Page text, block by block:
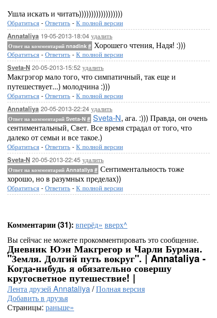
Ушла искать и читать))))))))))))))))))
Обратиться - Ответить - К полной версии
Annataliya 19-05-2013-18:04 удалить
Ответ на комментарий nnadink # Хорошего чтения, Надя! :)))
Обратиться - Ответить - К полной версии
Sveta-N 20-05-2013-15:52 удалить
Макгрэгор мало того, что симпатичный, так еще и
путешествует...) молодчина :)))
Обратиться - Ответить - К полной версии
Annataliya 20-05-2013-22:24 удалить
Ответ на комментарий Sveta-N # Sveta-N, ага. :))) Правда, он очень
сентиментальный, Свет. Все время страдал от того, что
далеко от семьи и все такое.)
Обратиться - Ответить - К полной версии
Sveta-N 20-05-2013-22:45 удалить
Ответ на комментарий Annataliya # Сентиментальность тоже
хорошо, но в разумных пределах))
Обратиться - Ответить - К полной версии
Комментарии (31): вперёд» вверх^
Вы сейчас не можете прокомментировать это сообщение.
Дневник Юэн Макгрегор и Чарли Бурман.
"Земля. Долгий путь вокруг". | Annataliya -
Когда-нибудь я обязательно совершу
кругосветное путешествие! |
Лента друзей Annataliya/Полная версия
Добавить в друзья
Страницы: раньше»